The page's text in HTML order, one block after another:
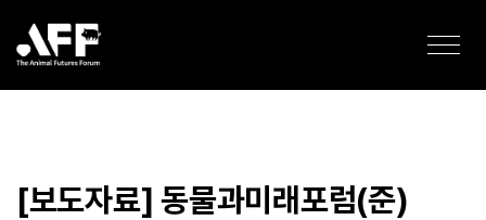
[보도자료] 동물과미래포럼(준)